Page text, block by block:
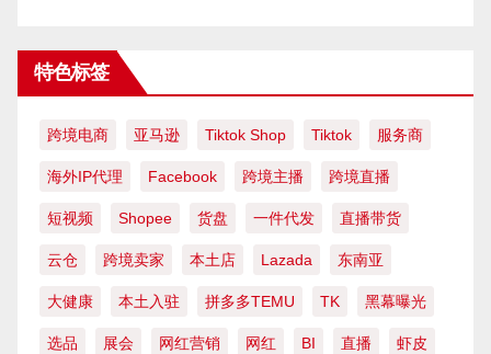
特色标签
跨境电商 亚马逊 Tiktok Shop Tiktok 服务商
海外IP代理 Facebook 跨境主播 跨境直播
短视频 Shopee 货盘 一件代发 直播带货
云仓 跨境卖家 本土店 Lazada 东南亚
大健康 本土入驻 拼多多TEMU TK 黑幕曝光
选品 展会 网红营销 网红 BI 直播 虾皮